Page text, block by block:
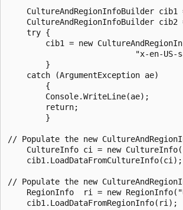
CultureAndRegionInfoBuilder cib1
CultureAndRegionInfoBuilder cib2
    try {
cib1 = new
"x-en-
        }
    catch (ArgumentException ae)
        {
        Console.WriteLine(ae);
        return;
        }
// Populate the new
CultureInfo ci = new
    cib1.LoadDataFromCultureInfo(ci);
// Populate the new
RegionInfo  ri = new
    cib1.LoadDataFromRegionInfo(ri);